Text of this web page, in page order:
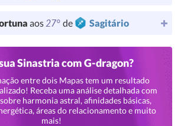
aos27° de Sagitário
Sinastria com G-dragon?
entre dois Mapas tem um resultado
Receba uma análise detalhada com
harmonia astral, afinidades básicas,
áreas do relacionamento e muito
mais!